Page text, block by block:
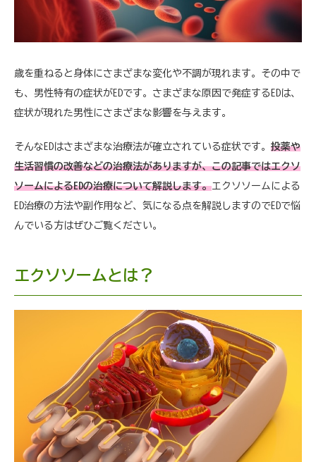
歳を重ねると身体にさまざまな変化や不調が現れます。その中で
も、男性特有の症状がEDです。さまざまな原因で発症するEDは、
症状が現れた男性にさまざまな影響を与えます。
そんなEDはさまざまな治療法が確立されている症状です。 投薬や
生活習慣の改善などの治療法がありますが、この記事ではエクソ
ソームによるEDの治療について解説します。エクソソームによる
ED治療の方法や副作用など、気になる点を解説しますのでEDで悩
んでいる方はぜひご覧ください。
エクソソームとは？